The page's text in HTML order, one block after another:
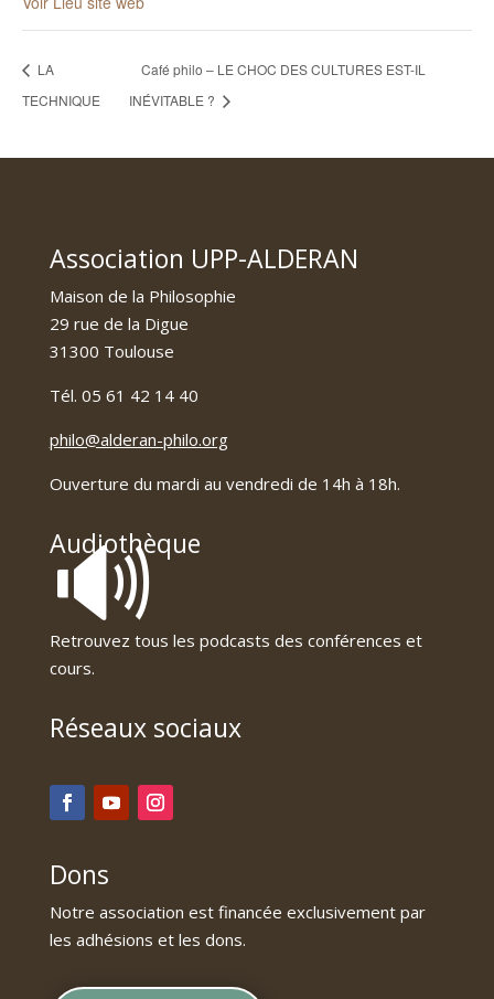
LA
TECHNIQUE
Café philo – LE CHOC DES CULTURES EST-IL
INÉVITABLE ?
Association UPP-ALDERAN
Maison de la Philosophie
29 rue de la Digue
31300 Toulouse
Tél. 05 61 42 14 40
philo@alderan-philo.org
Ouverture du mardi au vendredi de 14h à 18h.
Audiothèque
🔊
Retrouvez tous les podcasts des conférences et
cours.
Réseaux sociaux
Dons
Notre association est financée exclusivement par
les adhésions et les dons.